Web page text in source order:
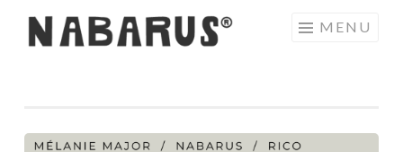
Aller
au
MENU